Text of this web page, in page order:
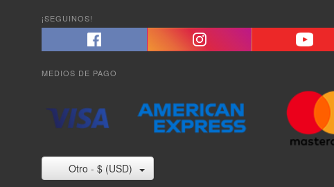
¡SEGUINOS!
MEDIOS DE PAGO
Otro - $ (USD)